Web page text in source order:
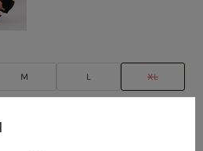
M L XL